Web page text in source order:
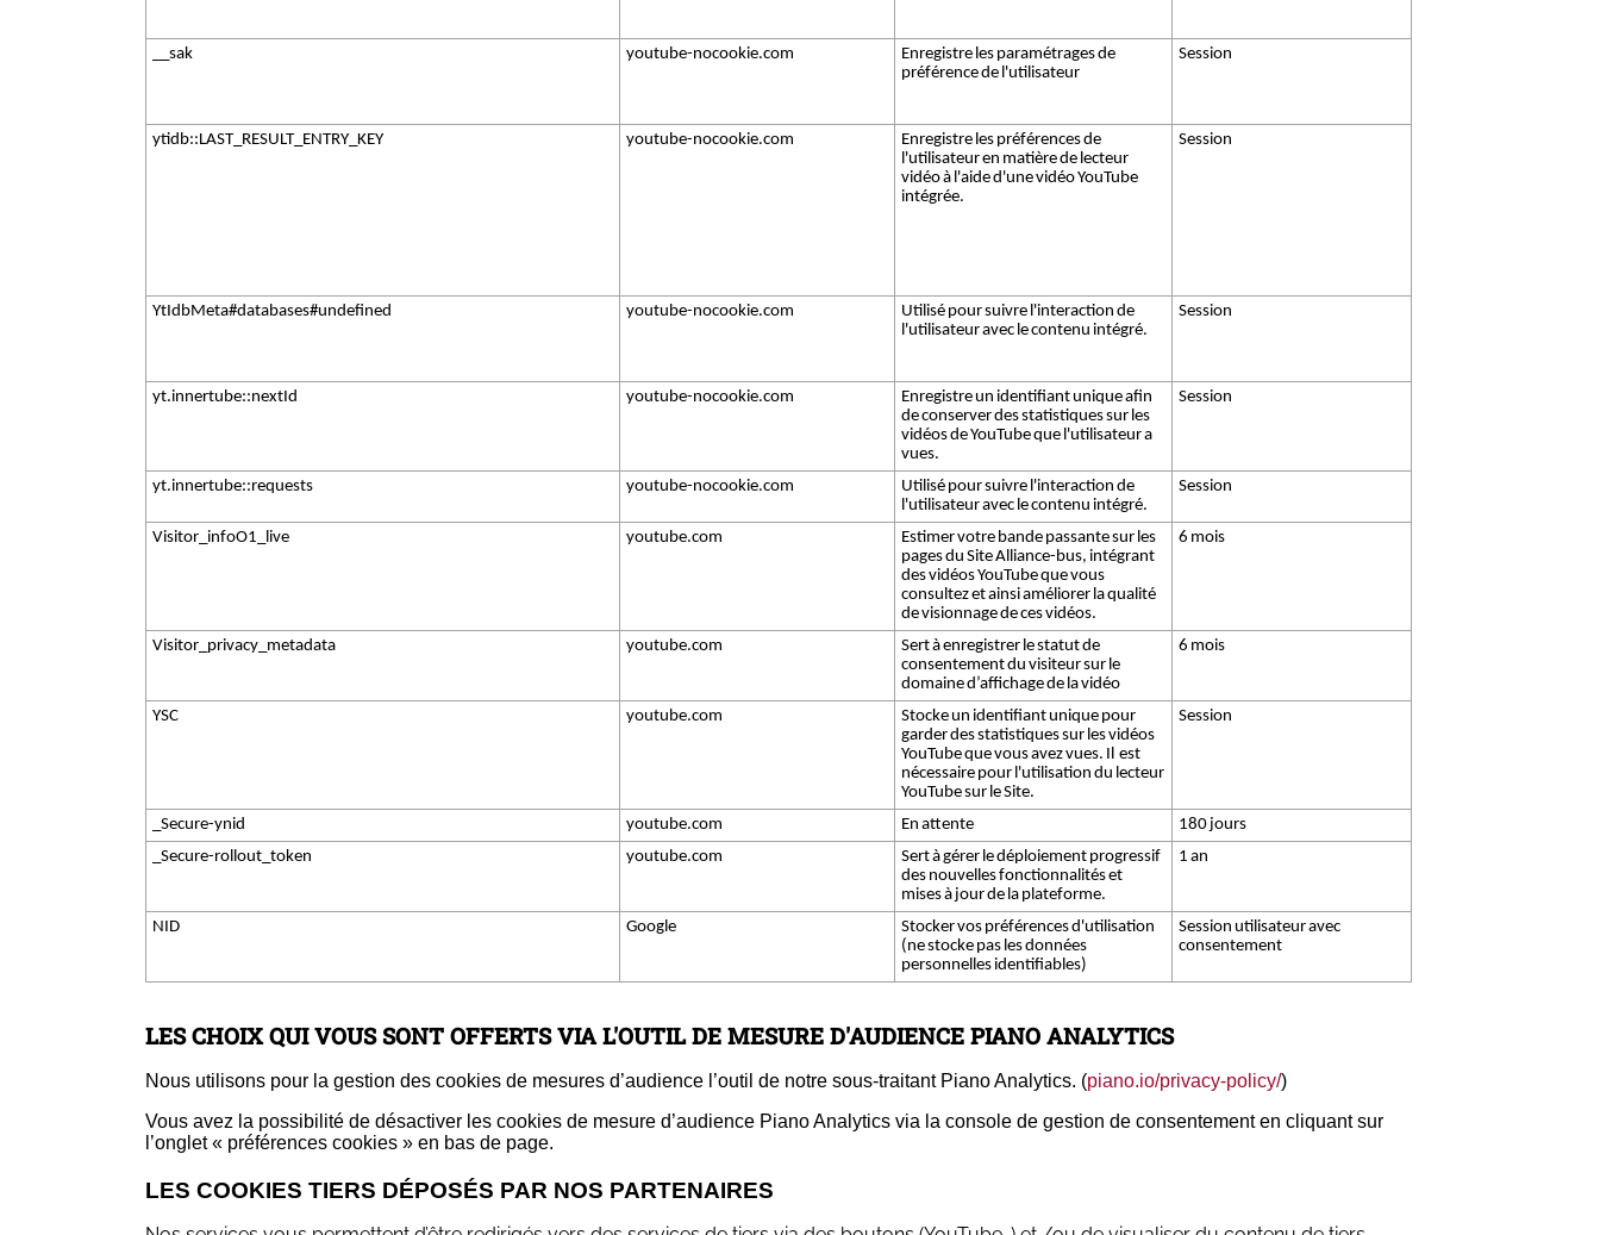
__sak youtube-nocookie.com
Enregistre les paramétrages de
préférence de l'utilisateur
Session
ytidb::LAST_RESULT_ENTRY_KEY youtube-nocookie.com
Enregistre les préférences de
l'utilisateur en matière de lecteur
vidéo à l'aide d'une vidéo YouTube
intégrée.
Session
YtIdbMeta#databases#undefined youtube-nocookie.com
Utilisé pour suivre l'interaction de
l'utilisateur avec le contenu intégré.
Session
yt.innertube::nextId youtube-nocookie.com
Enregistre un identifiant unique afin
de conserver des statistiques sur les
vidéos de YouTube que l'utilisateur a
vues.
Session
yt.innertube::requests youtube-nocookie.com
Utilisé pour suivre l'interaction de
l'utilisateur avec le contenu intégré.
Session
Visitor_infoO1_live youtube.com
Estimer votre bande passante sur les
pages du Site Alliance-bus, intégrant
des vidéos YouTube que vous
consultez et ainsi améliorer la qualité
de visionnage de ces vidéos.
6 mois
Visitor_privacy_metadata youtube.com
Sert à enregistrer le statut de
consentement du visiteur sur le
domaine d’affichage de la vidéo
6 mois
YSC youtube.com
Stocke un identifiant unique pour
garder des statistiques sur les vidéos
YouTube que vous avez vues. Il est
nécessaire pour l'utilisation du lecteur
YouTube sur le Site.
Session
_Secure-ynid youtube.com En attente
180 jours
_Secure-rollout_token
youtube.com
Sert à gérer le déploiement progressif
des nouvelles fonctionnalités et
mises à jour de la plateforme.
1 an
NID Google
Stocker vos préférences d'utilisation
(ne stocke pas les données
personnelles identifiables)
Session utilisateur avec
consentement
LES CHOIX QUI VOUS SONT OFFERTS VIA L'OUTIL DE MESURE D'AUDIENCE PIANO ANALYTICS
Nous utilisons pour la gestion des cookies de mesures d’audience l’outil de notre sous-traitant Piano Analytics. (piano.io/privacy-policy/)
Vous avez la possibilité de désactiver les cookies de mesure d’audience Piano Analytics via la console de gestion de consentement en cliquant sur
l’onglet « préférences cookies » en bas de page.
LES COOKIES TIERS DÉPOSÉS PAR NOS PARTENAIRES